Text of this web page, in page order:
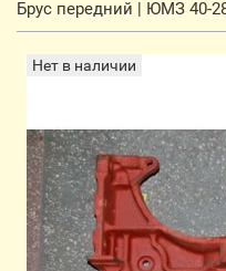
Брус передний | ЮМЗ 40-
Нет в наличии